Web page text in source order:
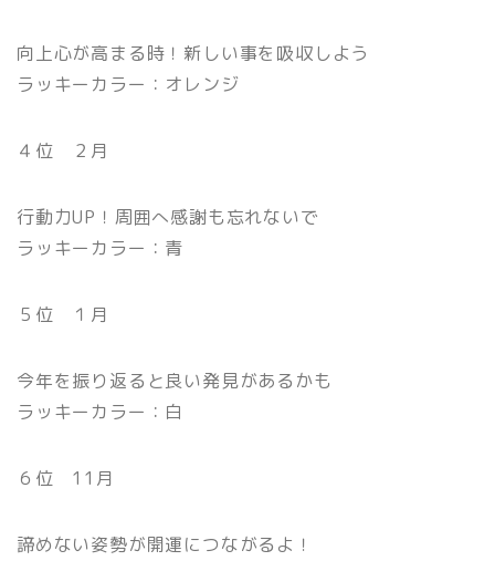
向上心が高まる時！新しい事を吸収しよう
ラッキーカラー：オレンジ
４位 ２月
行動力UP！周囲へ感謝も忘れないで
ラッキーカラー：青
５位 １月
今年を振り返ると良い発見があるかも
ラッキーカラー：白
６位 11月
諦めない姿勢が開運につながるよ！